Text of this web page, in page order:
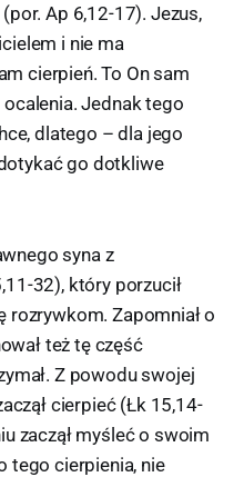
Ap 6,12-17). Jezus,
i nie ma
cierpień. To On sam
Jednak tego
dlatego – dla jego
go dotkliwe
syna z
32), który porzucił
rozrywkom. Zapomniał o
też tę część
Z powodu swojej
cierpieć (Łk 15,14-
zaczął myśleć o swoim
tego cierpienia, nie